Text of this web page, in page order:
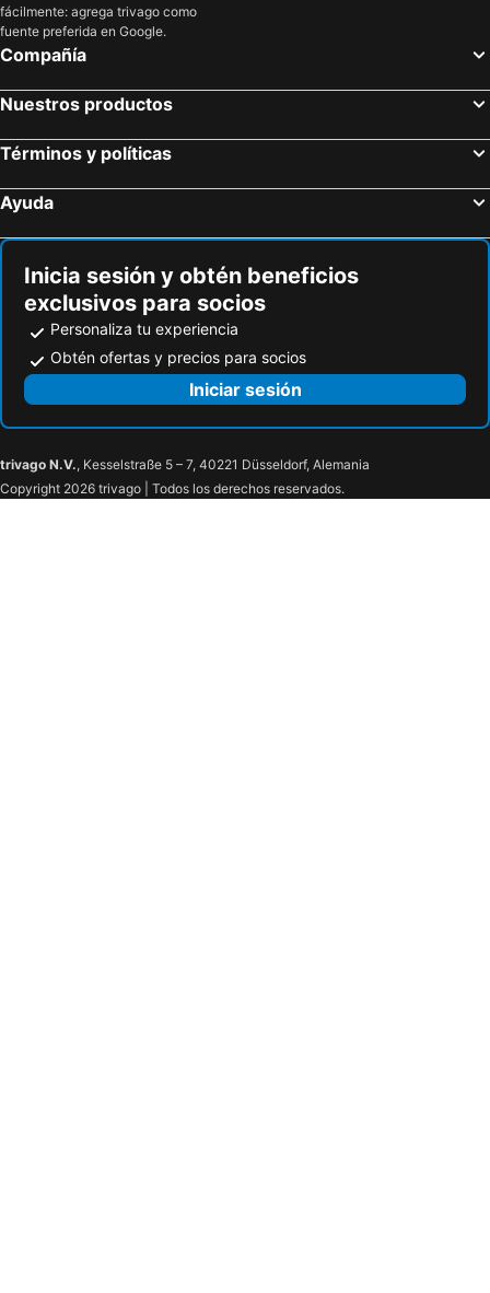
fácilmente: agrega trivago como
fuente preferida en Google.
Compañía
Nuestros productos
Términos y políticas
Ayuda
Inicia sesión y obtén beneficios
exclusivos para socios
Personaliza tu experiencia
Obtén ofertas y precios para socios
Iniciar sesión
trivago N.V., Kesselstraße 5 – 7, 40221 Düsseldorf, Alemania
Copyright 2026 trivago | Todos los derechos reservados.